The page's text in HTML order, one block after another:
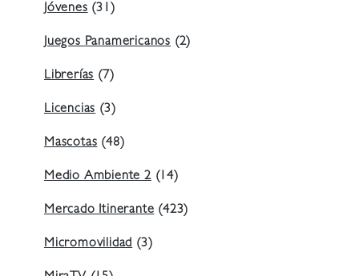
Jóvenes (31)
Juegos Panamericanos (2)
Librerías (7)
Licencias (3)
Mascotas (48)
Medio Ambiente 2(14)
Mercado Itinerante (423)
Micromovilidad (3)